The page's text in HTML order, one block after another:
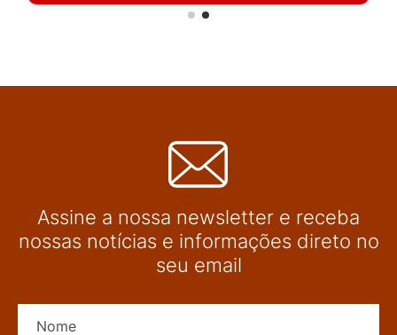
Assine a nossa newsletter e receba
nossas notícias e informações direto no
seu email